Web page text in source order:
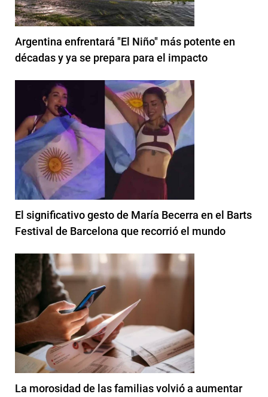
Argentina enfrentará "El Niño" más potente en
décadas y ya se prepara para el impacto
El significativo gesto de María Becerra en el Barts
Festival de Barcelona que recorrió el mundo
La morosidad de las familias volvió a aumentar